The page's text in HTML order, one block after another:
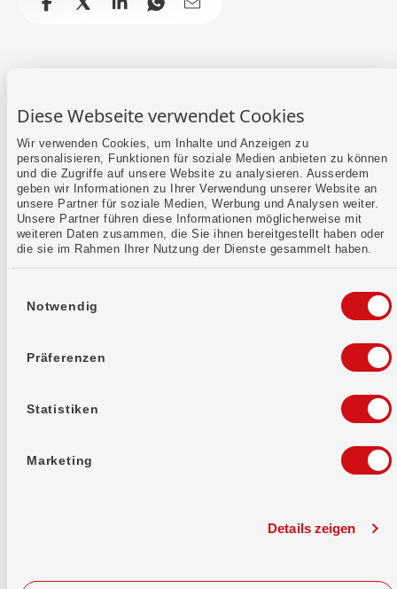
Diese Webseite verwendet Cookies
Wir verwenden Cookies, um Inhalte und Anzeigen zu
personalisieren, Funktionen für soziale Medien anbieten zu können
und die Zugriffe auf unsere Website zu analysieren. Ausserdem
geben wir Informationen zu Ihrer Verwendung unserer Website an
unsere Partner für soziale Medien, Werbung und Analysen weiter.
Unsere Partner führen diese Informationen möglicherweise mit
weiteren Daten zusammen, die Sie ihnen bereitgestellt haben oder
die sie im Rahmen Ihrer Nutzung der Dienste gesammelt haben.
Notwendig
Präferenzen
Statistiken
Marketing
Details zeigen
facebook linkedinwhatsapp
Hast du Fragen?
Rufe im Beratungszentrum an.
Anrufen
Filiale finden